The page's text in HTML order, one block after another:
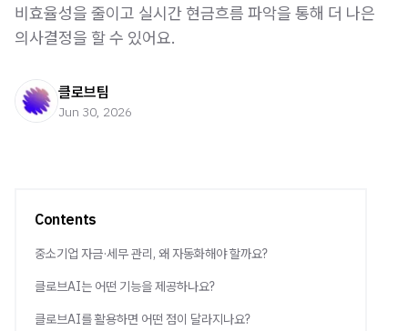
비효율성을 줄이고 실시간 현금흐름 파악을 통해 더 나은
의사결정을 할 수 있어요.
클로브팀
Jun 30, 2026
Contents
중소기업 자금·세무 관리, 왜 자동화해야 할까요?
클로브AI는 어떤 기능을 제공하나요?
클로브AI를 활용하면 어떤 점이 달라지나요?